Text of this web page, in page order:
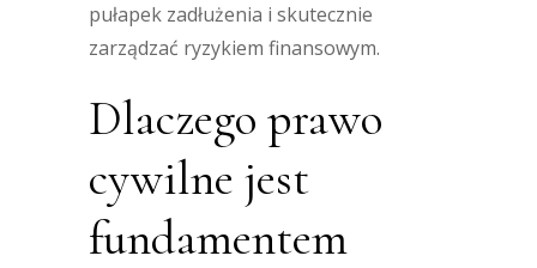
pułapek zadłużenia i skutecznie
zarządzać ryzykiem finansowym.
Dlaczego prawo
cywilne jest
fundamentem